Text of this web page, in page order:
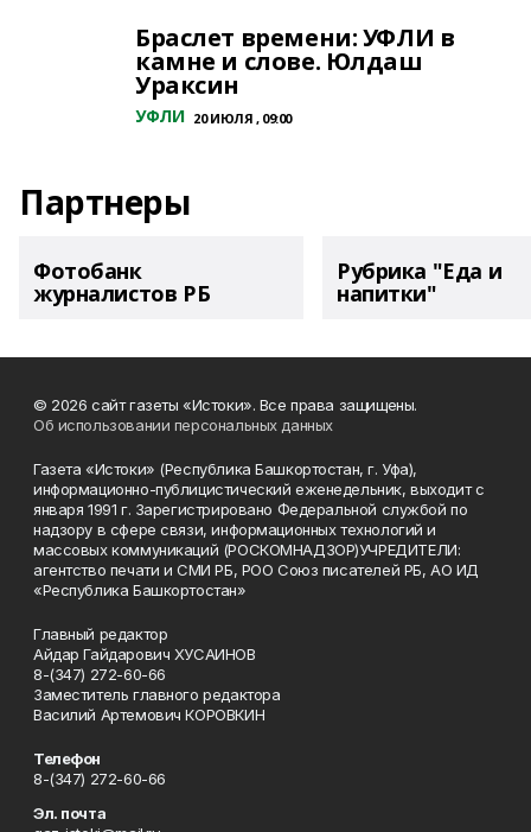
Браслет времени: УФЛИ в
камне и слове. Юлдаш
Ураксин
УФЛИ 20 ИЮЛЯ , 09:00
Партнеры
Фотобанк
журналистов РБ
Рубрика "Еда и
напитки"
© 2026 сайт газеты «Истоки». Все права защищены.
Об использовании персональных данных
Газета «Истоки» (Республика Башкортостан, г. Уфа),
информационно-публицистический еженедельник, выходит с
января 1991 г. Зарегистрировано Федеральной службой по
надзору в сфере связи, информационных технологий и
массовых коммуникаций (РОСКОМНАДЗОР)УЧРЕДИТЕЛИ:
агентство печати и СМИ РБ, РОО Союз писателей РБ, АО ИД
«Республика Башкортостан»
Главный редактор
Айдар Гайдарович ХУСАИНОВ
8-(347) 272-60-66
Заместитель главного редактора
Василий Артемович КОРОВКИН
Телефон
8-(347) 272-60-66
Эл. почта